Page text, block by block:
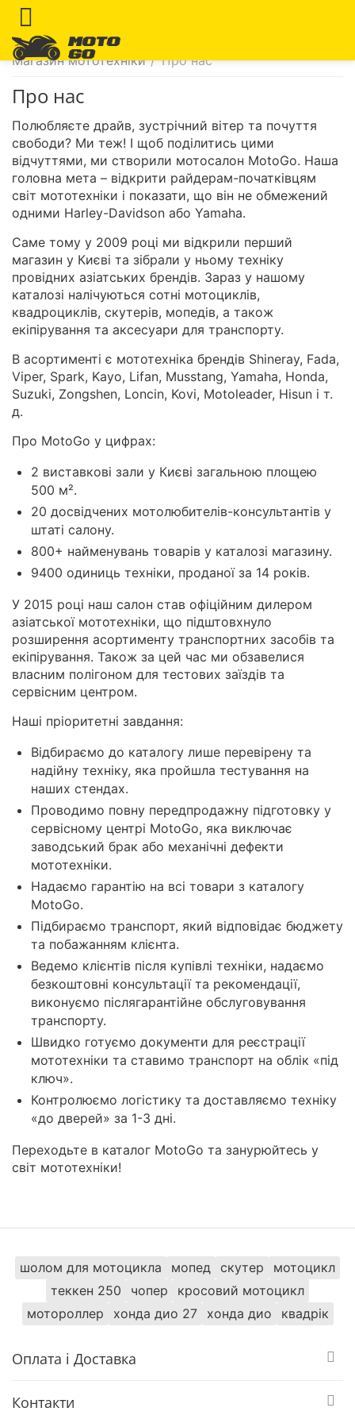
Магазин мототехніки / Про нас
Про нас
Полюбляєте драйв, зустрічний вітер та почуття
свободи? Ми теж! І щоб поділитись цими
відчуттями, ми створили мотосалон MotoGo. Наша
головна мета – відкрити райдерам-початківцям
світ мототехніки і показати, що він не обмежений
одними Harley-Davidson або Yamaha.
Саме тому у 2009 році ми відкрили перший
магазин у Києві та зібрали у ньому техніку
провідних азіатських брендів. Зараз у нашому
каталозі налічуються сотні мотоциклів,
квадроциклів, скутерів, мопедів, а також
екіпірування та аксесуари для транспорту.
В асортименті є мототехніка брендів Shineray, Fada,
Viper, Spark, Kayo, Lifan, Musstang, Yamaha, Honda,
Suzuki, Zongshen, Loncin, Kovi, Motoleader, Hisun і т.
д.
Про MotoGo у цифрах:
2 виставкові зали у Києві загальною площею
500 м².
20 досвідчених мотолюбителів-консультантів у
штаті салону.
800+ найменувань товарів у каталозі магазину.
9400 одиниць техніки, проданої за 14 років.
У 2015 році наш салон став офіційним дилером
азіатської мототехніки, що підштовхнуло
розширення асортименту транспортних засобів та
екіпірування. Також за цей час ми обзавелися
власним полігоном для тестових заїздів та
сервісним центром.
Наші пріоритетні завдання:
Відбираємо до каталогу лише перевірену та
надійну техніку, яка пройшла тестування на
наших стендах.
Проводимо повну передпродажну підготовку у
сервісному центрі MotoGo, яка виключає
заводський брак або механічні дефекти
мототехніки.
Надаємо гарантію на всі товари з каталогу
MotoGo.
Підбираємо транспорт, який відповідає бюджету
та побажанням клієнта.
Ведемо клієнтів після купівлі техніки, надаємо
безкоштовні консультації та рекомендації,
виконуємо післягарантійне обслуговування
транспорту.
Швидко готуємо документи для реєстрації
мототехніки та ставимо транспорт на облік «під
ключ».
Контролюємо логістику та доставляємо техніку
«до дверей» за 1-3 дні.
Переходьте в каталог MotoGo та занурюйтесь у
світ мототехніки!
шолом для мотоцикла мопед скутер
мотоцикл
теккен 250
чопер
кросовий мотоцикл
мотороллер
хонда дио 27 хонда дио квадрік
Оплата і Доставка
Контакти